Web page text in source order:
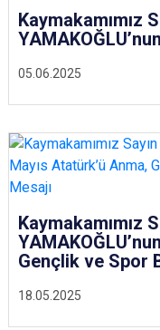
05.06.2025
Kaymakamımız
18.05.2025
Kaymakamımız
Gençlik ve Spor